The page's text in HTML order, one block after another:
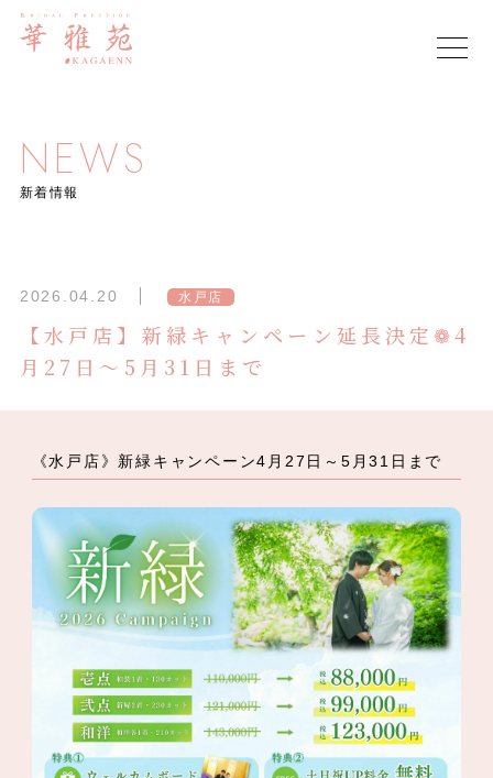
NEWS
新着情報
2026.04.20 水戸店
【水戸店】新緑キャンペーン延長決定❁4
月27日～5月31日まで
《水戸店》新緑キャンペーン4月27日～5月31日まで